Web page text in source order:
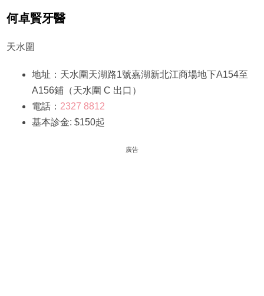
何卓賢牙醫
天水圍
地址：天水圍天湖路1號嘉湖新北江商場地下A154至
A156鋪（天水圍 C 出口）
電話： 2327 8812
基本診金: $150起
廣告